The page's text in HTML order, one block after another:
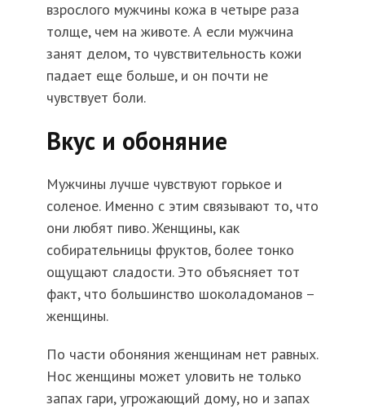
взрослого мужчины кожа в четыре раза
толще, чем на животе. А если мужчина
занят делом, то чувствительность кожи
падает еще больше, и он почти не
чувствует боли.
Вкус и обоняние
Мужчины лучше чувствуют горькое и
соленое. Именно с этим связывают то, что
они любят пиво. Женщины, как
собирательницы фруктов, более тонко
ощущают сладости. Это объясняет тот
факт, что большинство шоколадоманов –
женщины.
По части обоняния женщинам нет равных.
Нос женщины может уловить не только
запах гари, угрожающий дому, но и запах